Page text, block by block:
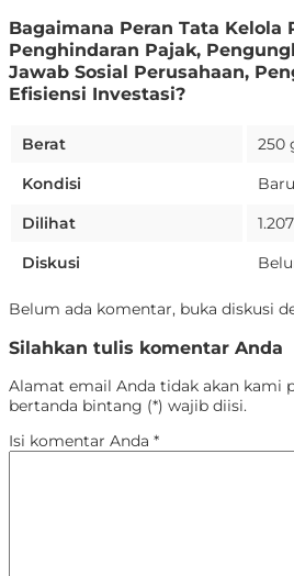
Bagaimana Peran Tata Kelola
Penghindaran Pajak,
Jawab Sosial Perusahaan,
Efisiensi Investasi?
Berat
250
Kondisi
Baru
Dilihat
Diskusi
Belum ada komentar, buka diskusi
Silahkan tulis komentar Anda
Alamat email Anda tidak akan kami
bertanda bintang (*) wajib diisi.
Isi komentar Anda *